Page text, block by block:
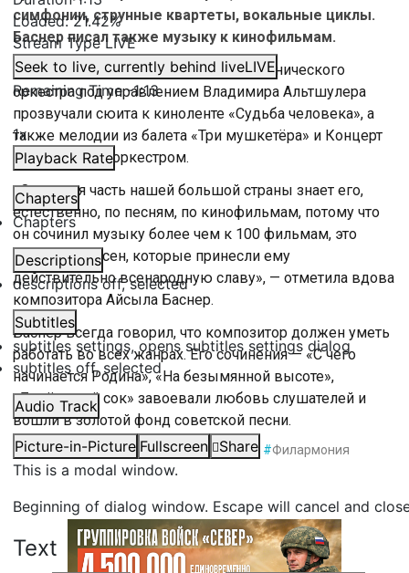
Loaded:21.42%
Stream TypeLIVE
Seek to live, currently behind liveLIVE
Remaining Time-1:13
1x
Playback Rate
Chapters
Chapters
Descriptions
descriptions off, selected
Subtitles
subtitles settings, opens subtitles settings dialog
subtitles off, selected
Audio Track
Picture-in-Picture Fullscreen
Share
This is a modal window.
Beginning of dialog window. Escape will cancel and
Text
симфонии, струнные квартеты, вокальные циклы.
Баснер писал также музыку к кинофильмам.
В исполнении Академического симфонического
оркестра под управлением Владимира Альтшулера
прозвучали сюита к киноленте «Судьба человека», а
также мелодии из балета «Три мушкетёра» и Концерт
для скрипки с оркестром.
«Основная часть нашей большой страны знает его,
естественно, по песням, по кинофильмам, потому что
он сочинил музыку более чем к 100 фильмам, это
более 300 песен, которые принесли ему
действительно всенародную славу», — отметила вдова
композитора Айсыла Баснер.
Баснер всегда говорил, что композитор должен уметь
работать во всех жанрах. Его сочинения — «С чего
начинается Родина», «На безымянной высоте»,
«Берёзовый сок» завоевали любовь слушателей и
вошли в золотой фонд советской песни.
#Вениамин Баснер #Санкт-Петербург #Филармония